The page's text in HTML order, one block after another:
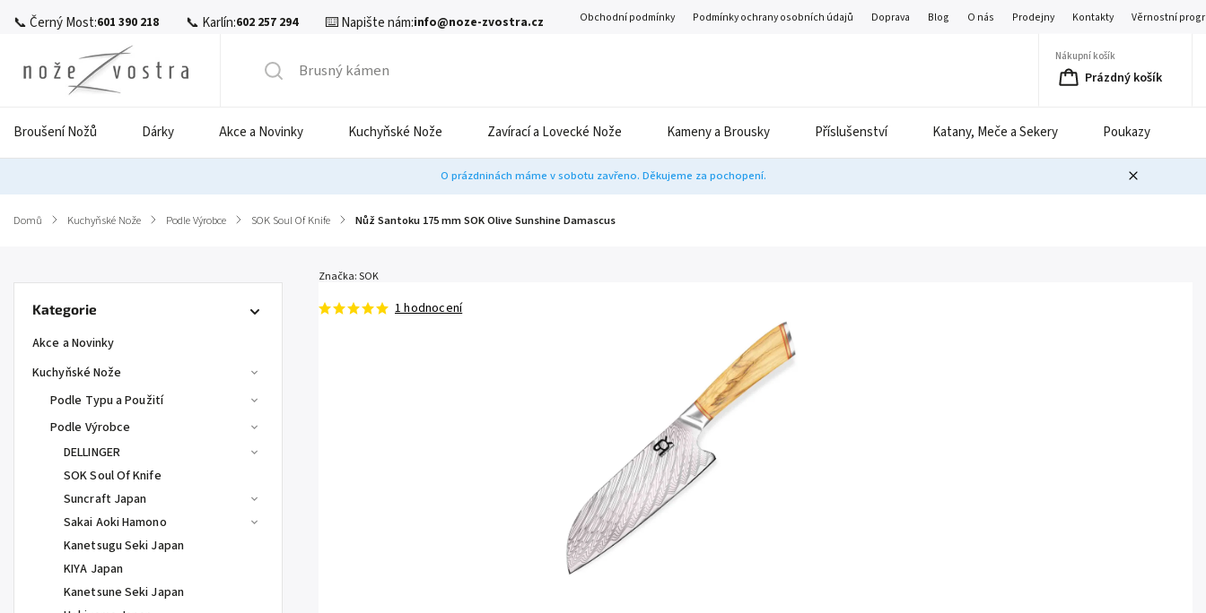
📞 Černý Most:601 390 218 📞 Karlín:602 257 294 ⌨️ Napište nám:info@noze-zvostra.cz Obchodní podmínky Podmínky ochrany osobních údajů Doprava Blog O nás Prodejny Kontakty Věrnostní
Nákupní košík
Prázdný košík
Broušení Nožů Dárky Akce a Novinky Kuchyňské Nože Zavírací a Lovecké Nože Kameny a Brousky Příslušenství Katany, Meče a Sekery Poukazy
O prázdninách máme v sobotu zavřeno. Děkujeme za pochopení.
Domů / Kuchyňské Nože / Podle Výrobce / SOK Soul Of Knife / Nůž Santoku 175 mm SOK Olive Sunshine Damascus
Kategorie
Akce a Novinky
Kuchyňské Nože
Podle Typu a Použití
Podle Výrobce
DELLINGER
SOK Soul Of Knife
Suncraft Japan
Sakai Aoki Hamono
Kanetsugu Seki Japan
KIYA Japan
Kanetsune Seki Japan
1 hodnocení
Značka:SOK